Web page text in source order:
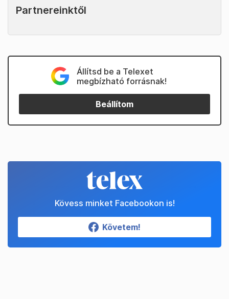
Partnereinktől
Állítsd be a Telexet
megbízható forrásnak!
Beállítom
Kövess minket Facebookon is!
Követem!